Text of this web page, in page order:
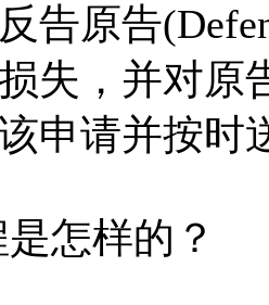
告原告
失，并对原
申请并按时
怎样的？